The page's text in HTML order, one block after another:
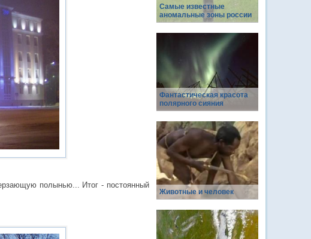
полынью... Итог - постоянный
Самые известные
аномальные зоны россии
Фантастическая красота
полярного сияния
Животные и человек